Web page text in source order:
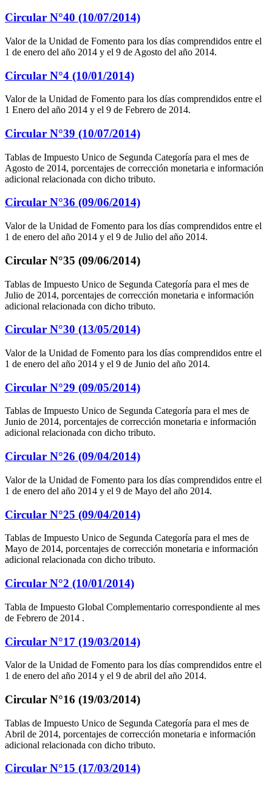
Circular N°40 (10/07/2014)
Valor de la Unidad de Fomento para los días comprendidos entre el
1 de enero del año 2014 y el 9 de Agosto del año 2014.
Circular N°4 (10/01/2014)
Valor de la Unidad de Fomento para los días comprendidos entre el
1 Enero del año 2014 y el 9 de Febrero de 2014.
Circular N°39 (10/07/2014)
Tablas de Impuesto Unico de Segunda Categoría para el mes de
Agosto de 2014, porcentajes de corrección monetaria e información
adicional relacionada con dicho tributo.
Circular N°36 (09/06/2014)
Valor de la Unidad de Fomento para los días comprendidos entre el
1 de enero del año 2014 y el 9 de Julio del año 2014.
Circular N°35 (09/06/2014)
Tablas de Impuesto Unico de Segunda Categoría para el mes de
Julio de 2014, porcentajes de corrección monetaria e información
adicional relacionada con dicho tributo.
Circular N°30 (13/05/2014)
Valor de la Unidad de Fomento para los días comprendidos entre el
1 de enero del año 2014 y el 9 de Junio del año 2014.
Circular N°29 (09/05/2014)
Tablas de Impuesto Unico de Segunda Categoría para el mes de
Junio de 2014, porcentajes de corrección monetaria e información
adicional relacionada con dicho tributo.
Circular N°26 (09/04/2014)
Valor de la Unidad de Fomento para los días comprendidos entre el
1 de enero del año 2014 y el 9 de Mayo del año 2014.
Circular N°25 (09/04/2014)
Tablas de Impuesto Unico de Segunda Categoría para el mes de
Mayo de 2014, porcentajes de corrección monetaria e información
adicional relacionada con dicho tributo.
Circular N°2 (10/01/2014)
Tabla de Impuesto Global Complementario correspondiente al mes
de Febrero de 2014 .
Circular N°17 (19/03/2014)
Valor de la Unidad de Fomento para los días comprendidos entre el
1 de enero del año 2014 y el 9 de abril del año 2014.
Circular N°16 (19/03/2014)
Tablas de Impuesto Unico de Segunda Categoría para el mes de
Abril de 2014, porcentajes de corrección monetaria e información
adicional relacionada con dicho tributo.
Circular N°15 (17/03/2014)